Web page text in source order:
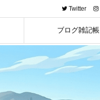
ブログ雑記帳
Twitter